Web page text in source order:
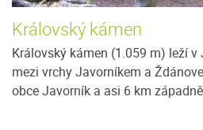
Královský kámen
Královský kámen (1.059 m) leží
mezi vrchy Javorníkem a
obce Javorník a asi 6 km